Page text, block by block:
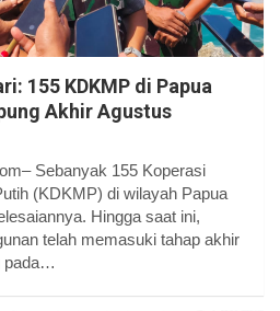
155 KDKMP di Papua
Akhir Agustus
Sebanyak 155 Koperasi
(KDKMP) di wilayah Papua
Hingga saat ini,
telah memasuki tahap akhir
pada…